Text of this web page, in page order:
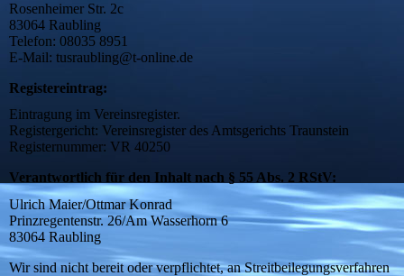
Rosenheimer Str. 2c
83064 Raubling
Telefon: 08035 8951
E-Mail: tusraubling@t-online.de
Registereintrag:
Eintragung im Vereinsregister.
Registergericht: Vereinsregister des Amtsgerichts Traunstein
Registernummer: VR 40250
Verantwortlich für den Inhalt nach § 55 Abs. 2 RStV:
Ulrich Maier/Ottmar Konrad
Prinzregentenstr. 26/Am Wasserhorn 6
83064 Raubling
Wir sind nicht bereit oder verpflichtet, an Streitbeilegungsverfahren